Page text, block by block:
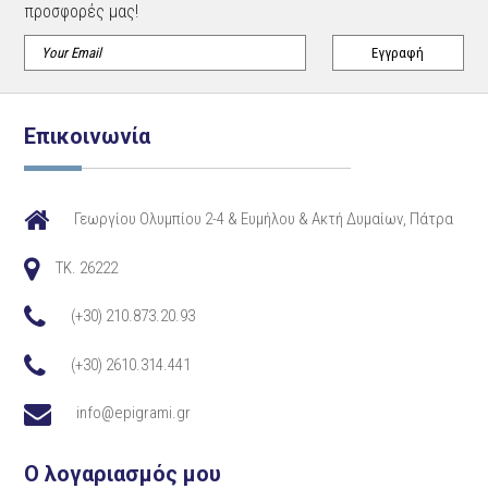
προσφορές μας!
Επικοινωνία
Γεωργίου Ολυμπίου 2-4 & Ευμήλου & Ακτή Δυμαίων, Πάτρα
TK. 26222
(+30) 210.873.20.93
(+30) 2610.314.441
info@epigrami.gr
Ο λογαριασμός μου